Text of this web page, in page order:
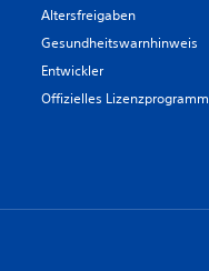
Altersfreigaben
Gesundheitswarnhinweis
Entwickler
Offizielles Lizenzprogramm